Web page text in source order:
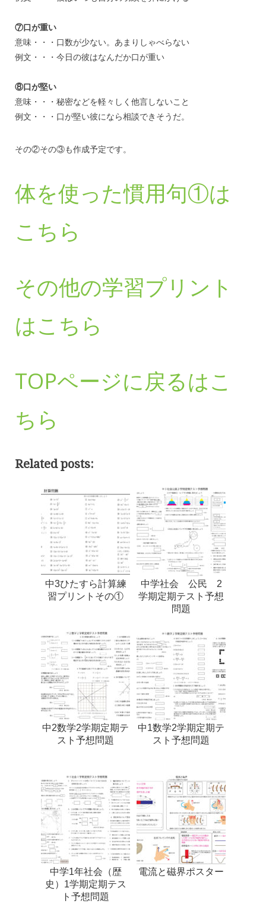
⑦口が重い
意味・・・口数が少ない。あまりしゃべらない
例文・・・今日の彼はなんだか口が重い
⑧口が堅い
意味・・・秘密などを軽々しく他言しないこと
例文・・・口が堅い彼になら相談できそうだ。
その②その③も作成予定です。
体を使った慣用句①は
こちら
その他の学習プリント
はこちら
TOPページに戻るはこ
ちら
Related posts:
中3ひたすら計算練
習プリントその①
中学社会 公民 2
学期定期テスト予想
問題
中2数学2学期定期テ
スト予想問題
中1数学2学期定期テ
スト予想問題
中学1年社会（歴
史）1学期定期テス
ト予想問題
電流と磁界ポスター